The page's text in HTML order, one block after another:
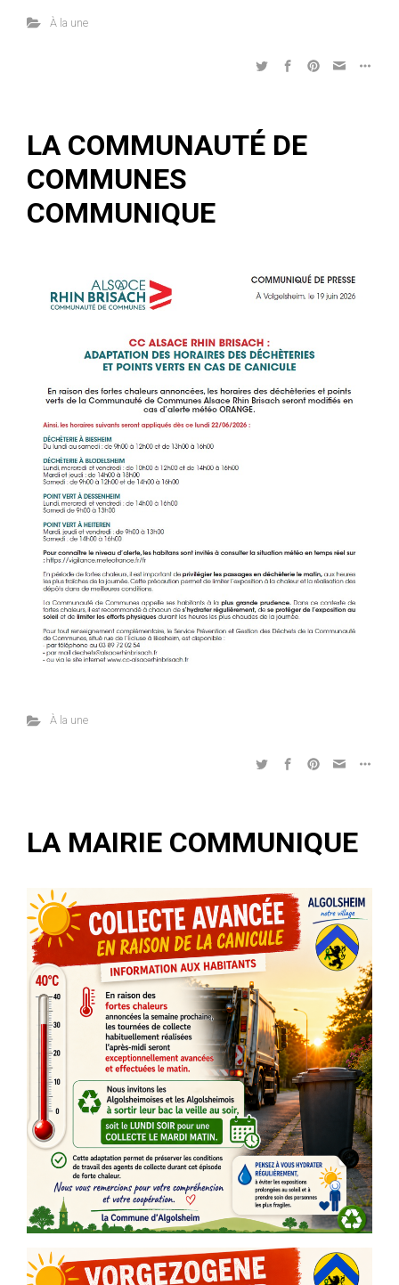
À la une
LA COMMUNAUTÉ DE
COMMUNES
COMMUNIQUE
À la une
LA MAIRIE COMMUNIQUE